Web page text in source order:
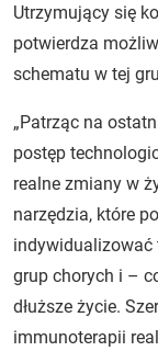
Utrzymujący się
potwierdza
schematu w tej
„Patrząc na
postęp
realne zmiany w
narzędzia, które
indywidualizować
grup chorych i –
dłuższe życie.
immunoterapii